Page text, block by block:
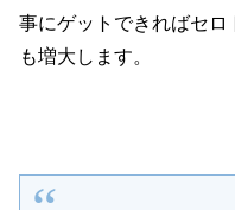
事にゲットできればセ
も増大します。